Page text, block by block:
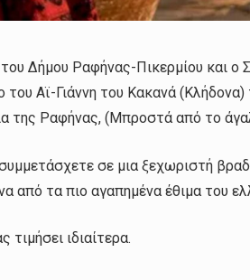
Δήμου Ραφήνας-Πικερμίου και
του Αϊ-Γιάννη του Κακανά
της Ραφήνας, (Μπροστά από το
σε μια ξεχωριστή
από τα πιο αγαπημένα έθιμα του
ιδιαίτερα.